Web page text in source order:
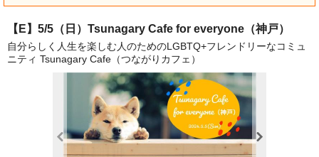
【E】5/5（日）Tsunagary Cafe for everyone（神戸）
自分らしく人生を楽しむ人のためのLGBTQ+フレンドリーなコミュ
ニティ Tsunagary Cafe（つながりカフェ）